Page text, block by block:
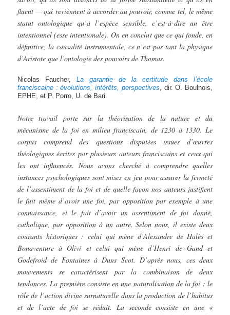
fluent — qui reviennent à accorder au pouvoir, comme tel, le même
statut ontologique qu’à l’espèce sensible, c’est-à-dire un être
intentionnel (esse intentionale). On en conclut que ce qui fonde, en
définitive, la causalité instrumentale, ce n’est pas tant la physique
d’Aristote que l’ontologie des pouvoirs de Thomas.
Nicolas Faucher,La garantie de la certitude dans l’école
franciscaine : évolutions, intérêts, perspectives, dir. O. Boulnois,
EPHE, et P. Porro, U. de Bari.
Notre travail porte sur la théorisation de la nature et du
mécanisme de la foi en milieu franciscain, de 1230 à 1330. Le
corpus comprend des questions disputées issues d’œuvres
théologiques écrites par plusieurs auteurs franciscains et ceux qui
les ont influencés. Nous avons cherché à comprendre quelles
instances psychologiques sont mises en jeu pour assurer la fermeté
de l’assentiment de la foi et de quelle façon nos auteurs justifient
le fait même d’avoir une foi, par opposition par exemple à une
connaissance, et le fait d’avoir un assentiment de foi donné,
catholique, par opposition à un autre. Selon nous, il existe deux
courants historiques : celui qui mène d’Alexandre de Halès et
Bonaventure à Olivi et celui qui mène d’Henri de Gand et
Godefroid de Fontaines à Duns Scot. D’après nous, ces deux
mouvements se caractérisent par la combinaison de deux
tendances. La première consiste en une naturalisation de la foi : le
rôle de l’action divine surnaturelle dans la production de l’habitus
et de l’acte de foi se réduit. La seconde consiste en une «